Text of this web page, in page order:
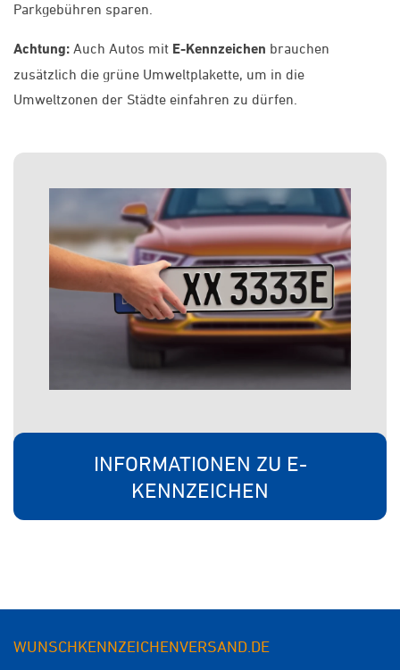
Parkgebühren sparen.
Achtung: Auch Autos mit E-Kennzeichen brauchen
zusätzlich die grüne Umweltplakette, um in die
Umweltzonen der Städte einfahren zu dürfen.
INFORMATIONEN ZU E-
KENNZEICHEN
WUNSCHKENNZEICHENVERSAND.DE